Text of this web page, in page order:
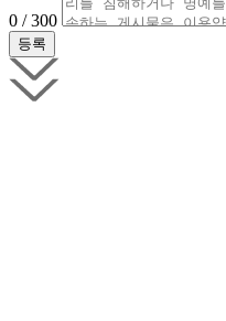
0 / 300